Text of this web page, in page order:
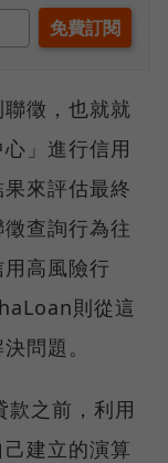
徵，也就就
」進行信用
來評估最終
查詢行為往
高風險行
則從這
問題。
之前，利用
建立的演算